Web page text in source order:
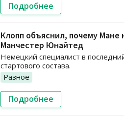
Подробнее
Клопп объяснил, почему Мане
Манчестер Юнайтед
Немецкий специалист в
стартового состава.
Разное
Подробнее